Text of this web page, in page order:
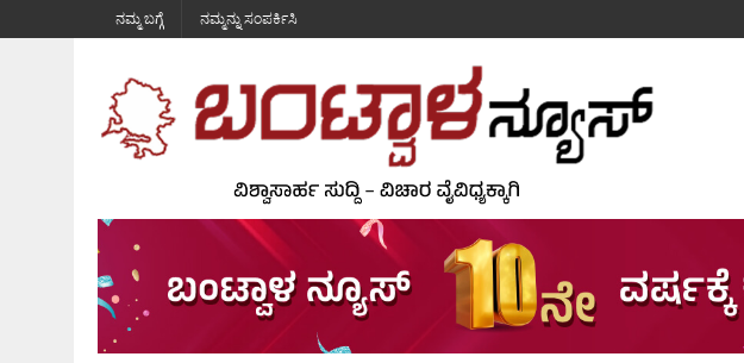
ನಮ್ಮ ಬಗ್ಗೆ ನಮ್ಮನ್ನು ಸಂಪರ್ಕಿಸಿ